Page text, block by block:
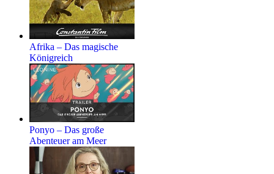
Afrika – Das magische
Königreich
Ponyo – Das große
Abenteuer am Meer